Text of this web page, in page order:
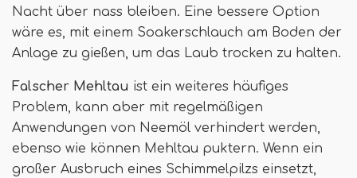
Nacht über nass bleiben. Eine bessere Option
wäre es, mit einem Soakerschlauch am Boden der
Anlage zu gießen, um das Laub trocken zu halten.
Falscher Mehltau ist ein weiteres häufiges
Problem, kann aber mit regelmäßigen
Anwendungen von Neemöl verhindert werden,
ebenso wie können Mehltau puktern. Wenn ein
großer Ausbruch eines Schimmelpilzs einsetzt,